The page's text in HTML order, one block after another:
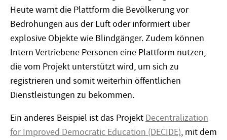
Heute warnt die Plattform die Bevölkerung vor
Bedrohungen aus der Luft oder informiert über
explosive Objekte wie Blindgänger. Zudem können
Intern Vertriebene Personen eine Plattform nutzen,
die vom Projekt unterstützt wird, um sich zu
registrieren und somit weiterhin öffentlichen
Dienstleistungen zu bekommen.
Ein anderes Beispiel ist das Projekt Decentralization
for Improved Democratic Education (DECIDE), mit dem